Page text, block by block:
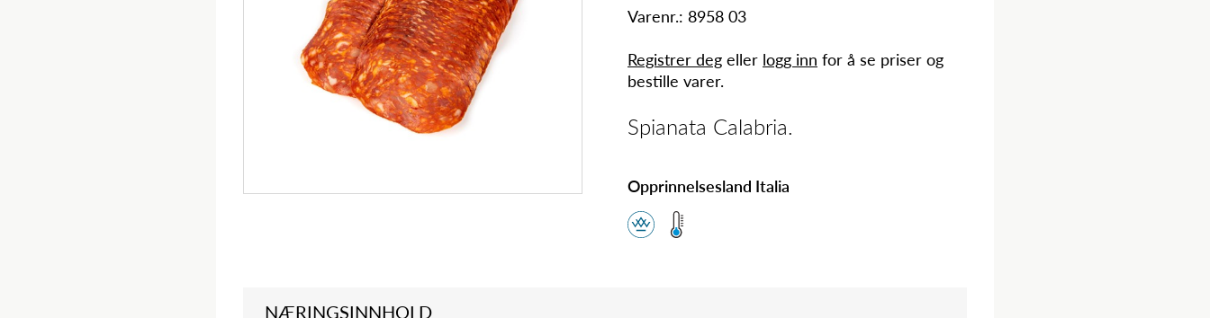
Varenr.: 8958 03
Registrer deg eller logg inn for å se priser og
bestille varer.
Spianata Calabria.
Opprinnelsesland Italia
NÆRINGSINNHOLD